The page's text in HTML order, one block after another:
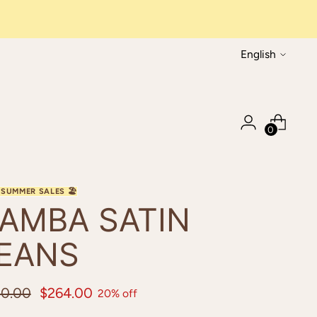
Language
English
0
SATIN
$264.00 20% off